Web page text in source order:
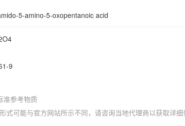
5-amino-5-oxopentanoic acid
9
准参考物质
式可能与官方网站所示不同，请咨询当地代理商以获取详细